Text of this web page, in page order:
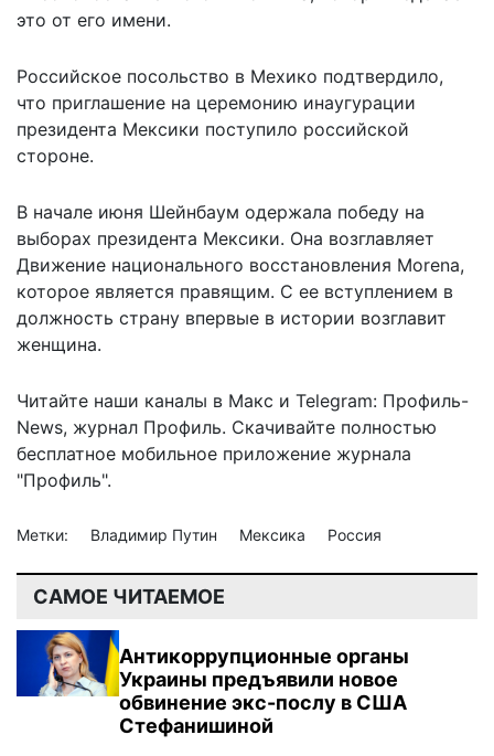
это от его имени.
Российское посольство в Мехико подтвердило,
что приглашение на церемонию инаугурации
президента Мексики поступило российской
стороне.
В начале июня Шейнбаум одержала победу на
выборах президента Мексики. Она возглавляет
Движение национального восстановления Morena,
которое является правящим. С ее вступлением в
должность страну впервые в истории возглавит
женщина.
Читайте наши каналы в Макс и Telegram: Профиль-
News, журнал Профиль. Скачивайте полностью
бесплатное мобильное приложение журнала
"Профиль".
Метки: Владимир Путин Мексика Россия
САМОЕ ЧИТАЕМОЕ
Антикоррупционные органы
Украины предъявили новое
обвинение экс-послу в США
Стефанишиной